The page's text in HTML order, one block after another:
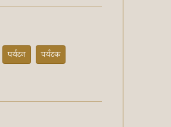
पर्यटन
पर्यटक